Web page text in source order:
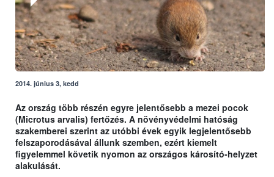
2014. június 3, kedd
Az ország több részén egyre jelentősebb a mezei pocok
(Microtus arvalis) fertőzés. A növényvédelmi hatóság
szakemberei szerint az utóbbi évek egyik legjelentősebb
felszaporodásával állunk szemben, ezért kiemelt
figyelemmel követik nyomon az országos károsító-helyzet
alakulását.